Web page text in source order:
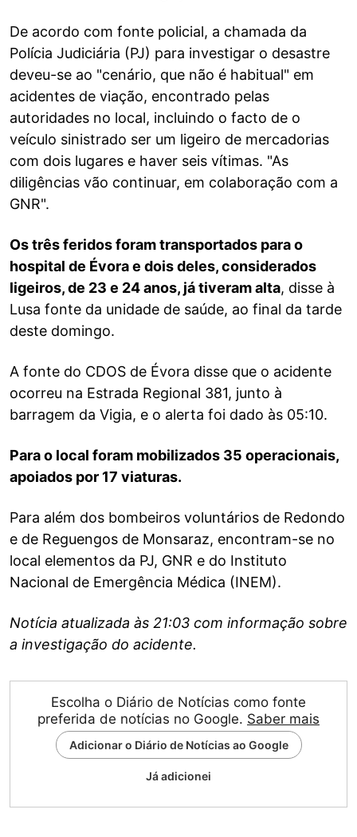
De acordo com fonte policial, a chamada da
Polícia Judiciária (PJ) para investigar o desastre
deveu-se ao "cenário, que não é habitual" em
acidentes de viação, encontrado pelas
autoridades no local, incluindo o facto de o
veículo sinistrado ser um ligeiro de mercadorias
com dois lugares e haver seis vítimas. "As
diligências vão continuar, em colaboração com a
GNR".
Os três feridos foram transportados para o
hospital de Évora e dois deles, considerados
ligeiros, de 23 e 24 anos, já tiveram alta, disse à
Lusa fonte da unidade de saúde, ao final da tarde
deste domingo.
A fonte do CDOS de Évora disse que o acidente
ocorreu na Estrada Regional 381, junto à
barragem da Vigia, e o alerta foi dado às 05:10.
Para o local foram mobilizados 35 operacionais,
apoiados por 17 viaturas.
Para além dos bombeiros voluntários de Redondo
e de Reguengos de Monsaraz, encontram-se no
local elementos da PJ, GNR e do Instituto
Nacional de Emergência Médica (INEM).
Notícia atualizada às 21:03 com informação sobre
a investigação do acidente.
Escolha o Diário de Notícias como fonte
preferida de notícias no Google. Saber mais
Adicionar o Diário de Notícias ao Google
Já adicionei